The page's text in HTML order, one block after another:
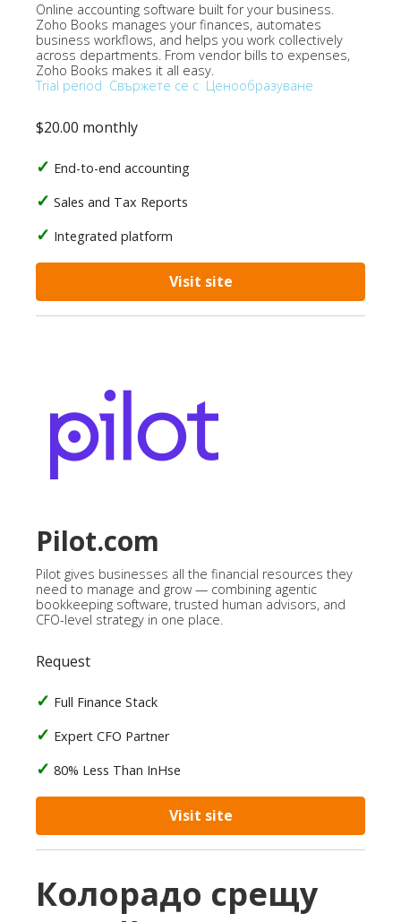
Online accounting software built for your business.
Zoho Books manages your finances, automates
business workflows, and helps you work collectively
across departments. From vendor bills to expenses,
Zoho Books makes it all easy.
Trial period Свържете се с Ценообразуване
$20.00 monthly
End-to-end accounting
Sales and Tax Reports
Integrated platform
Visit site
Pilot.com
Pilot gives businesses all the financial resources they
need to manage and grow — combining agentic
bookkeeping software, trusted human advisors, and
CFO-level strategy in one place.
Request
Full Finance Stack
Expert CFO Partner
80% Less Than InHse
Visit site
Колорадо срещу